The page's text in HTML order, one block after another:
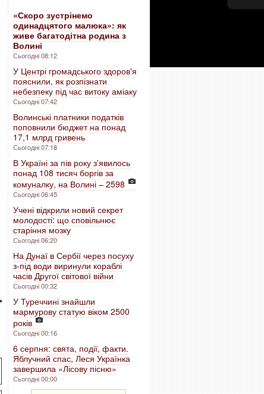
«Скоро зустрінемо
одинадцятого малюка»: як
живе багатодітна родина з
Волині
Сьогодні 08:12
У Центрі громадського здоров'я
пояснили, як розпізнати
небезпеку під час витоку аміаку
Сьогодні 07:42
Волинські платники податків
поповнили бюджет на понад
17,1 млрд гривень
Сьогодні 07:18
В Україні за пів року з'явилось
понад 108 тисяч боргів за
комуналку, на Волині – 2598
Сьогодні 06:45
Учені відкрили новий секрет
молодості: що сповільнює
старіння мозку
Сьогодні 06:20
На Дунаї в Сербії через посуху
з-під води виринули кораблі
часів Другої світової війни
Сьогодні 00:32
У Туреччині знайшли
мармурову статую віком 2500
років
Сьогодні 00:16
6 серпня: свята, події, факти.
Яблучний спас, Леся Українка
завершила «Лісову пісню»
Сьогодні 00:00